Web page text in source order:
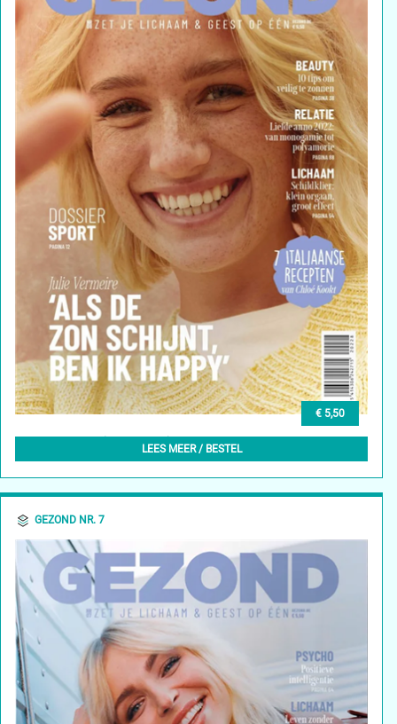
€ 5,50
GEZOND NR. 8 (ZOMER 2022) - 13/05/2022
LEES MEER / BESTEL
GEZOND NR. 7